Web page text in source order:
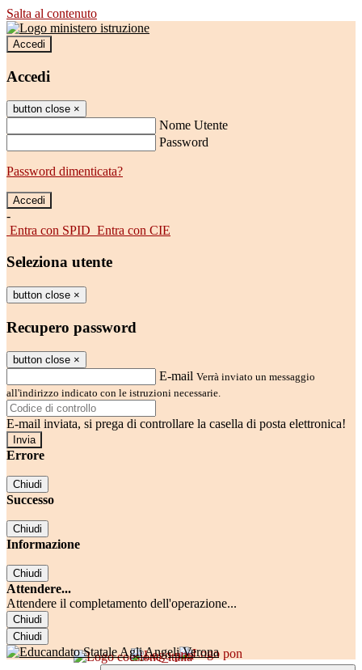
Salta al contenuto
Accedi
Accedi
button close ×
Nome Utente
Password
Password dimenticata?
-
Entra con SPID Entra con CIE
Seleziona utente
button close ×
Recupero password
button close ×
E-mail Verrà inviato un messaggio
all'indirizzo indicato con le istruzioni necessarie.
E-mail inviata, si prega di controllare la casella di posta elettronica!
Errore
Chiudi
Successo
Chiudi
Informazione
Chiudi
Attendere...
Attendere il completamento dell'operazione...
Chiudi
Chiudi